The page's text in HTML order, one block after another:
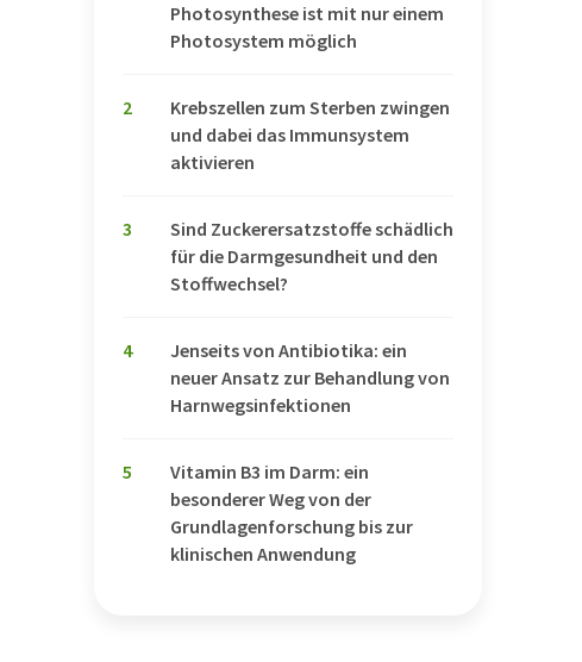
Photosynthese ist mit nur einem
Photosystem möglich
2
Krebszellen zum Sterben zwingen
und dabei das Immunsystem
aktivieren
3
Sind Zuckerersatzstoffe schädlich
für die Darmgesundheit und den
Stoffwechsel?
4
Jenseits von Antibiotika: ein
neuer Ansatz zur Behandlung von
Harnwegsinfektionen
5
Vitamin B3 im Darm: ein
besonderer Weg von der
Grundlagenforschung bis zur
klinischen Anwendung